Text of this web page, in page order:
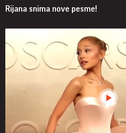
Rijana snima nove pesme!